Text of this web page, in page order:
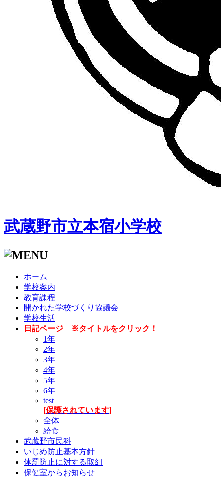
武蔵野市立本宿小学校
ホーム
学校案内
教育課程
開かれた学校づくり協議会
学校生活
日記ページ ※タイトルをクリック！
1年
2年
3年
4年
5年
6年
test
[保護されています]
全体
給食
武蔵野市民科
いじめ防止基本方針
体罰防止に対する取組
保健室からお知らせ